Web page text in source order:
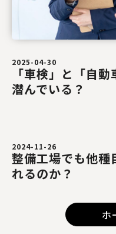
2025-04-30
「車検」と「自動
潜んでいる？
2024-11-26
整備工場でも他種
れるのか？
ホ